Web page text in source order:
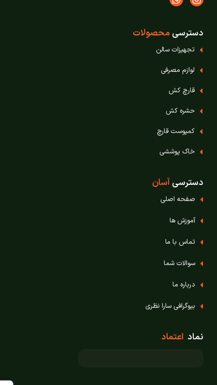
دسترسی محصولات
تجهیزات سالن
لوازم مصرفی
قارچ‌ کش
حشره‌ کش
کمپوست قارچ
خاک پوششی
دسترسی آسان
صفحه اصلی
آموزش ها
تماس با ما
سوالات شما
درباره ما
بیوگرافی سارا نظری
نماد اعتماد